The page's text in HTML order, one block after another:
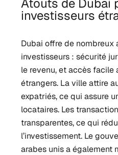
Atouts de Dubai
investisseurs
Dubai offre de nombreux
investisseurs : sécurité
le revenu, et accès
étrangers. La ville attire
expatriés, ce qui assure
locataires. Les
transparentes, ce qui
l’investissement. Le
arabes unis a également